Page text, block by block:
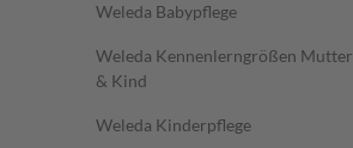
Weleda Babypflege
Weleda Kennenlerngrößen Mutter
& Kind
Weleda Kinderpflege